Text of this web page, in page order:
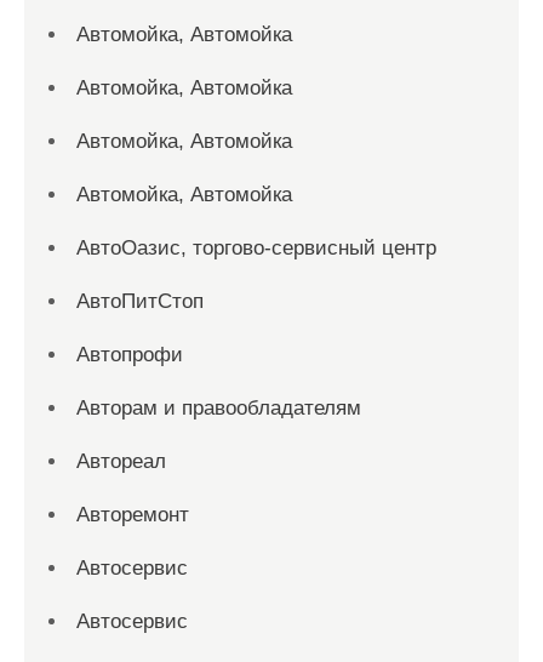
Автомойка, Автомойка
Автомойка, Автомойка
Автомойка, Автомойка
Автомойка, Автомойка
АвтоОазис, торгово-сервисный центр
АвтоПитСтоп
Автопрофи
Авторам и правообладателям
Автореал
Авторемонт
Автосервис
Автосервис